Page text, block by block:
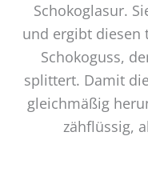
Schokoglasur.
und ergibt diesen
Schokoguss,
splittert. Damit
gleichmäßig
zähflüssig,